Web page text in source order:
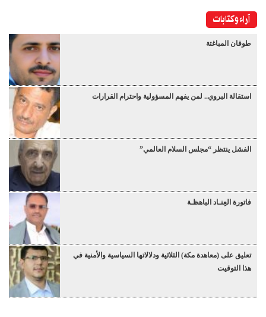
آراء وكتابات
طوفان المباغتة
استقالة البروي.. لمن يفهم المسؤولية واحترام القرارات
الفشل ينتظر “مجلس السلام العالمي”
فاتورة العِنـاد الباهظـة
تعليق على (معاهدة مكة) الثلاثية ودلالاتها السياسية والأمنية في
هذا التوقيت